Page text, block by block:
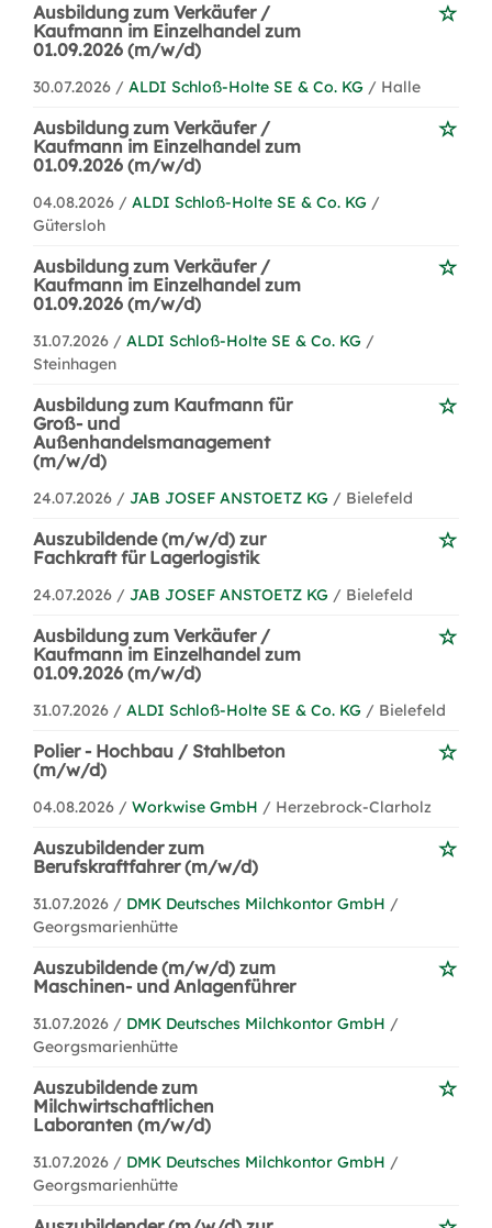
Ausbildung zum Verkäufer /
Kaufmann im Einzelhandel zum
01.09.2026 (m/w/d)
30.07.2026 / ALDI Schloß-Holte SE & Co. KG / Halle
Ausbildung zum Verkäufer /
Kaufmann im Einzelhandel zum
01.09.2026 (m/w/d)
04.08.2026 / ALDI Schloß-Holte SE & Co. KG /
Gütersloh
Ausbildung zum Verkäufer /
Kaufmann im Einzelhandel zum
01.09.2026 (m/w/d)
31.07.2026 / ALDI Schloß-Holte SE & Co. KG /
Steinhagen
Ausbildung zum Kaufmann für
Groß- und
Außenhandelsmanagement
(m/w/d)
24.07.2026 / JAB JOSEF ANSTOETZ KG / Bielefeld
Auszubildende (m/w/d) zur
Fachkraft für Lagerlogistik
24.07.2026 / JAB JOSEF ANSTOETZ KG / Bielefeld
Ausbildung zum Verkäufer /
Kaufmann im Einzelhandel zum
01.09.2026 (m/w/d)
31.07.2026 / ALDI Schloß-Holte SE & Co. KG / Bielefeld
Polier - Hochbau / Stahlbeton
(m/w/d)
04.08.2026 / Workwise GmbH / Herzebrock-Clarholz
Auszubildender zum
Berufskraftfahrer (m/w/d)
31.07.2026 / DMK Deutsches Milchkontor GmbH /
Georgsmarienhütte
Auszubildende (m/w/d) zum
Maschinen- und Anlagenführer
31.07.2026 / DMK Deutsches Milchkontor GmbH /
Georgsmarienhütte
Auszubildende zum
Milchwirtschaftlichen
Laboranten (m/w/d)
31.07.2026 / DMK Deutsches Milchkontor GmbH /
Georgsmarienhütte